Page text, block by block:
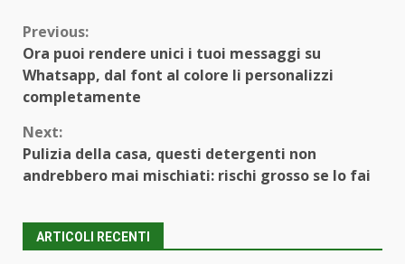
Continue
Reading
Previous:
Ora puoi rendere unici i tuoi messaggi su
Whatsapp, dal font al colore li personalizzi
completamente
Next:
Pulizia della casa, questi detergenti non
andrebbero mai mischiati: rischi grosso se lo fai
ARTICOLI RECENTI